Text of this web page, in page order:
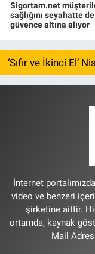
Sigortam.net
sağlığını seyahatte de
güvence altına alıyor
‘Sıfır ve İkinci El’
İnternet
video ve benzeri
şirketine aittir.
ortamda, kaynak
Mail